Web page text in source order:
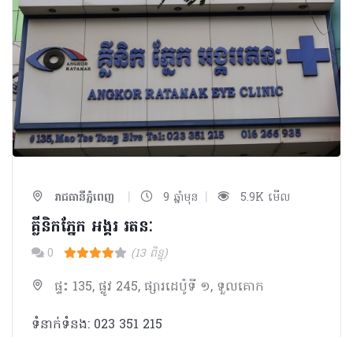
រាជធានីភ្នំពេញ | 9 ឆ្នាំមុន | 5.9K មើល
គ្លីនិកភ្នែក អង្គរ រតនៈ
0 (13 ពិន្ទុ)
ផ្ទះ 135, ផ្លូវ 245, ផ្សារដេប៉ូទី ១, ទួលគោក
ទំនាក់ទំនង: 023 351 215